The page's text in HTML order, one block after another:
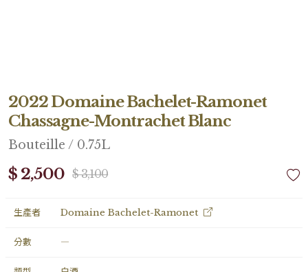
2022 Domaine Bachelet-Ramonet
Chassagne-Montrachet Blanc
Bouteille / 0.75L
$ 2,500 $ 3,100
生產者 Domaine Bachelet-Ramonet
分數 ―